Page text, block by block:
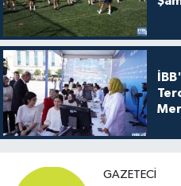
GAZETECI